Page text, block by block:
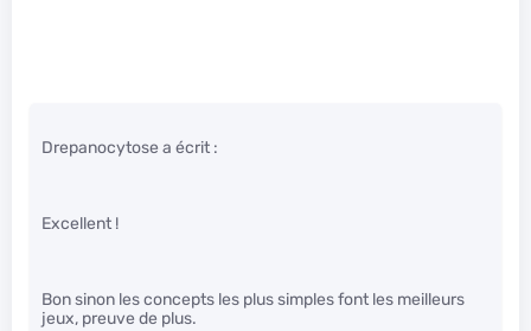
Drepanocytose a écrit :
Excellent !
Bon sinon les concepts les plus simples font les meilleurs
jeux, preuve de plus.